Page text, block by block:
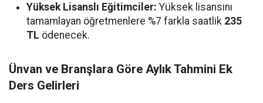
Yüksek Lisanslı Eğitimciler: Yüksek lisansını
tamamlayan öğretmenlere %7 farkla saatlik 235
TL ödenecek.
Ünvan ve Branşlara Göre Aylık Tahmini Ek
Ders Gelirleri